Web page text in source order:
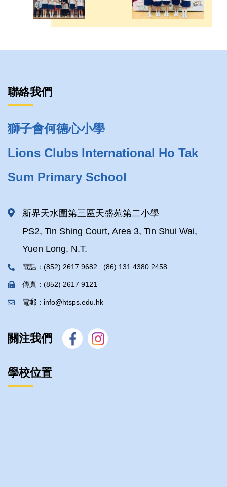
聯絡我們
獅子會何德心小學
Lions Clubs International Ho Tak
Sum Primary School
新界天水圍第三區天盛苑第二小學
PS2, Tin Shing Court, Area 3, Tin Shui Wai,
Yuen Long, N.T.
電話：(852) 2617 9682 (86) 131 4380 2458
傳真：(852) 2617 9121
電郵：info@htsps.edu.hk
關注我們
學校位置